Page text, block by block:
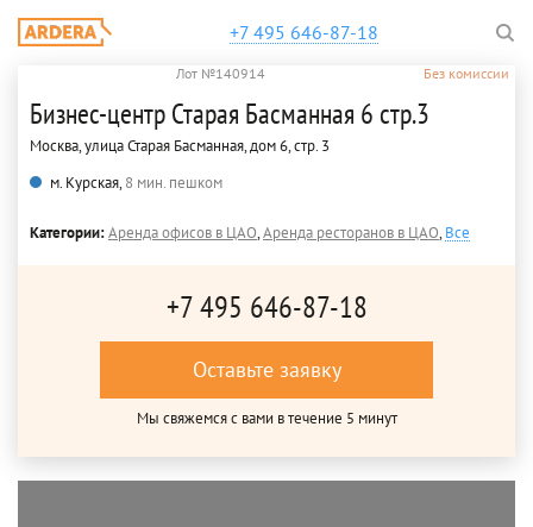
+7 495 646-87-18
Лот №140914 Без комиссии
Бизнес-центр Старая Басманная 6 стр.3
Москва, улица Старая Басманная, дом 6, стр. 3
м. Курская,8 мин. пешком
Категории:Аренда офисов в ЦАО,Аренда ресторанов в ЦАО,Все
+7 495 646-87-18
Оставьте заявку
Мы свяжемся с вами в течение 5 минут